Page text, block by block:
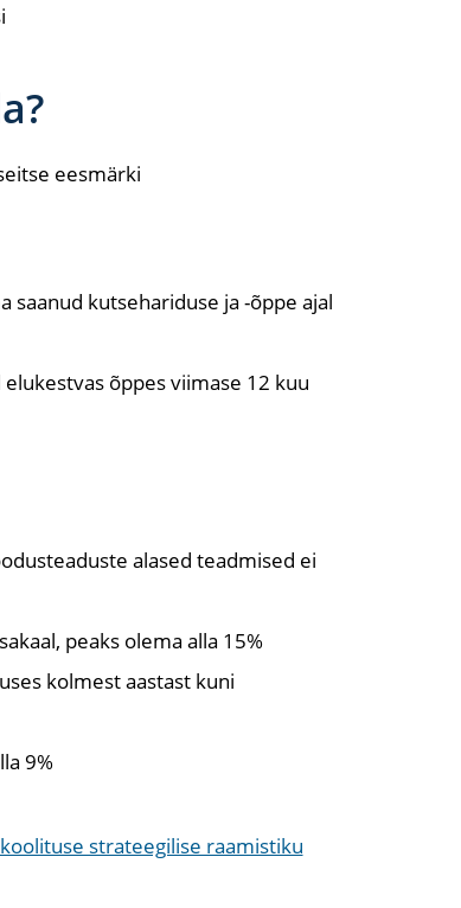
eesmärki
kutsehariduse ja -õppe ajal
õppes viimase 12 kuu
alased teadmised ei
peaks olema alla 15%
kolmest aastast kuni
9%
strateegilise raamistiku